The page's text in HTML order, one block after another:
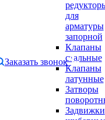
для
арматуры
запорной
Клапаны
стальные
Клапаны
латунные
Затворы
Задвижки
Заказать звонок